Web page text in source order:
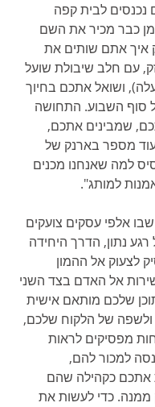
נכנסים לבית קפה
כבר מכיר את השם
איך אתם שותים את
עם חלב שיבולת שועל
ושואל אתכם בחיוך
סוף השבוע. התחושה
שמבינים אתכם,
מספר בארנק של
למה שאנחנו מכנים
למותג".
שבו אלפי עסקים צועקים
נתון, הדרך היחידה
לצעוק אל ההמון
אל האדם בצד השני
שלכם מותאם אישית
ולשפה של הלקוח שלכם,
מפסיקים לראות
למכור להם,
אתכם כקהילה שהם
ממנה. כדי לעשות את